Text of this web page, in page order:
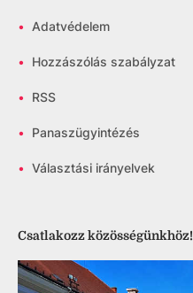
• Adatvédelem
• Hozzászólás szabályzat
• RSS
• Panaszügyintézés
• Választási irányelvek
Csatlakozz közösségünkhöz!